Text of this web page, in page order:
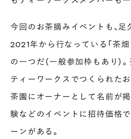
Ocha SURU? Lab.
PAUSE & INSPIRE
ファーストプレイスで、お茶を
COLUMN
COLOURS BY CHAGOCORO
今回のお茶摘みイベントも、
2021年から行なっている「茶
の一つだ（一般参加枠もあり）
ティーワークスでつくられた
茶園にオーナーとして名前が
験などのイベントに招待価格
ーンがある。